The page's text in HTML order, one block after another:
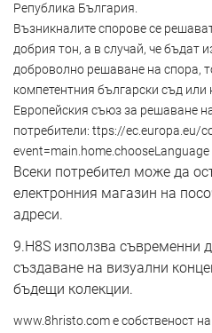
Република България.
Възникналите спорове се
добрия тон, а в случай, че бъдат
доброволно решаване на спора,
компетентния български съд
Европейския съюз за решаване
потребители: ttps://ec.europa.eu/
event=main.home.chooseLanguage
Всеки потребител може да
електронния магазин на
адреси.
9.H8S използва съвременни
създаване на визуални
бъдещи колекции.
www.8hristo.comе собственост